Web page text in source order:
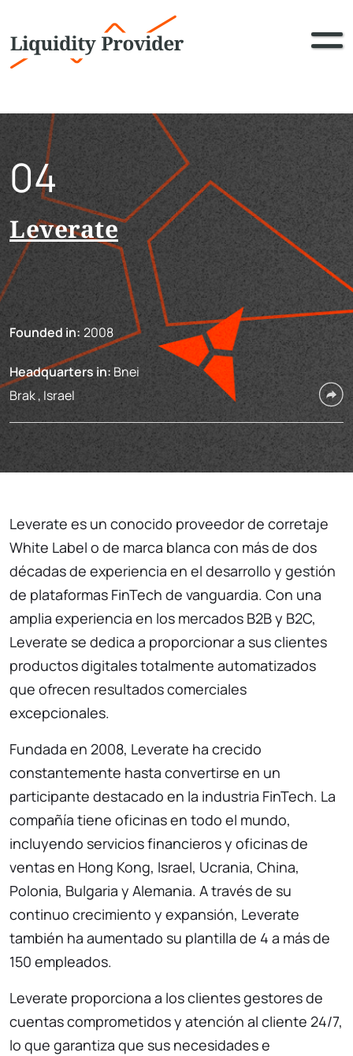
04
Leverate
Founded in: 2008
Headquarters in:Bnei
Brak , Israel
Leverate es un conocido proveedor de corretaje
White Label o de marca blanca con más de dos
décadas de experiencia en el desarrollo y gestión
de plataformas FinTech de vanguardia. Con una
amplia experiencia en los mercados B2B y B2C,
Leverate se dedica a proporcionar a sus clientes
productos digitales totalmente automatizados
que ofrecen resultados comerciales
excepcionales.
Fundada en 2008, Leverate ha crecido
constantemente hasta convertirse en un
participante destacado en la industria FinTech. La
compañía tiene oficinas en todo el mundo,
incluyendo servicios financieros y oficinas de
ventas en Hong Kong, Israel, Ucrania, China,
Polonia, Bulgaria y Alemania. A través de su
continuo crecimiento y expansión, Leverate
también ha aumentado su plantilla de 4 a más de
150 empleados.
Leverate proporciona a los clientes gestores de
cuentas comprometidos y atención al cliente 24/7,
lo que garantiza que sus necesidades e